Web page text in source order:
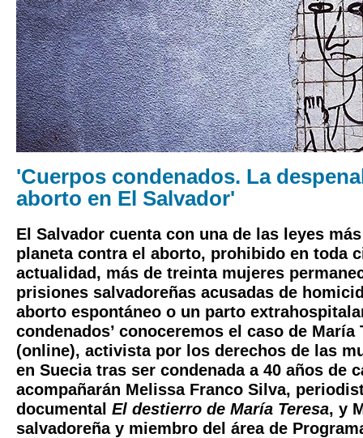
'Cuerpos condenados. La
aborto en El Salvador'
El Salvador cuenta con una de las leyes
planeta contra el aborto, prohibido en toda
actualidad, más de treinta mujeres
prisiones salvadoreñas acusadas de
aborto espontáneo o un parto
condenados’ conoceremos el caso de María
(online), activista por los derechos de las
en Suecia tras ser condenada a 40 años de
acompañarán Melissa Franco Silva,
documental El destierro de María Teresa, y
salvadoreña y miembro del área de